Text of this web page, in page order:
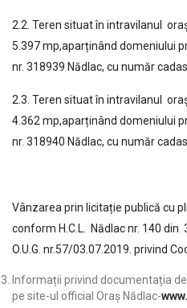
2.2. Teren situat în intravilanul
5.397 mp,aparținând domeniului
nr. 318939 Nădlac, cu număr
2.3. Teren situat în intravilanul
4.362 mp,aparținând domeniului
nr. 318940 Nădlac, cu număr
Vânzarea prin licitație publică cu
conform H.C.L. Nădlac nr. 140 din
O.U.G. nr.57/03.07.2019. privind
Informații privind documentația
pe site-ul official Oraș Nădlac-